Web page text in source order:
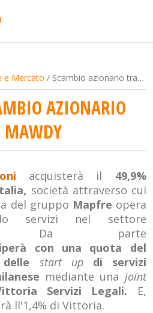
e Mercato / Scambio azionario tra Vittoria e Mawdy
AZIONARIO
MAWDY
acquisterà il 49,9%
società attraverso cui
del gruppo Mapfre opera
servizi nel settore
Da parte
con una quota del
start updi servizi
mediante una joint
Servizi Legali. E,
ll'1,4% di Vittoria.